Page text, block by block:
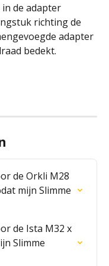
de adapter
richting de
adapter
bedekt.
de Orkli M28
mijn Slimme
de Ista M32 x
Slimme